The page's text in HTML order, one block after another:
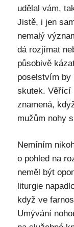
udělal vám,
Jistě, i jen
nemalý
dá rozjímat
působivě
poselstvím by
skutek. Věřící
znamená,
mužům nohy
Nemíním
o pohled na
neměl být
liturgie
když ve
Umývání